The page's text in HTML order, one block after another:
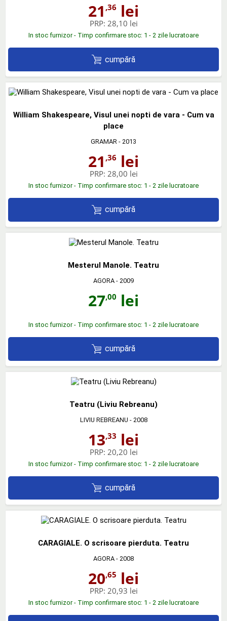
21 ,36 lei
PRP: 28,10 lei
In stoc furnizor - Timp confirmare stoc: 1 - 2 zile lucratoare
cumpără
William Shakespeare, Visul unei nopti de vara - Cum va
place
GRAMAR - 2013
21 ,36 lei
PRP: 28,00 lei
In stoc furnizor - Timp confirmare stoc: 1 - 2 zile lucratoare
cumpără
Mesterul Manole. Teatru
AGORA - 2009
27,00 lei
In stoc furnizor - Timp confirmare stoc: 1 - 2 zile lucratoare
cumpără
Teatru (Liviu Rebreanu)
LIVIU REBREANU - 2008
13,33 lei
PRP: 20,20 lei
In stoc furnizor - Timp confirmare stoc: 1 - 2 zile lucratoare
cumpără
CARAGIALE. O scrisoare pierduta. Teatru
AGORA - 2008
20,65 lei
PRP: 20,93 lei
In stoc furnizor - Timp confirmare stoc: 1 - 2 zile lucratoare